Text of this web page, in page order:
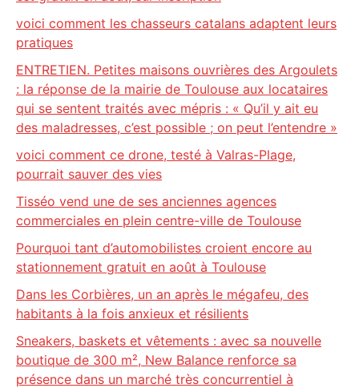
voici comment les chasseurs catalans adaptent leurs
pratiques
ENTRETIEN. Petites maisons ouvrières des Argoulets
: la réponse de la mairie de Toulouse aux locataires
qui se sentent traités avec mépris : « Qu’il y ait eu
des maladresses, c’est possible ; on peut l’entendre »
voici comment ce drone, testé à Valras-Plage,
pourrait sauver des vies
Tisséo vend une de ses anciennes agences
commerciales en plein centre-ville de Toulouse
Pourquoi tant d’automobilistes croient encore au
stationnement gratuit en août à Toulouse
Dans les Corbières, un an après le mégafeu, des
habitants à la fois anxieux et résilients
Sneakers, baskets et vêtements : avec sa nouvelle
boutique de 300 m², New Balance renforce sa
présence dans un marché très concurrentiel à